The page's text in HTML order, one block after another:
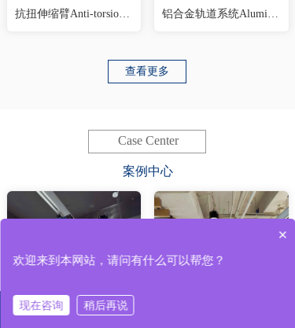
查看更多
抗扭伸缩臂Anti-torsion telescopic boom 铝合金轨道系统Aluminum alloy track syst
案例中心
Case Center
人形机器人辅助训练手动吊轨
×
欢迎来到本网站，请问有什么可以帮您？
现在咨询 稍后再说